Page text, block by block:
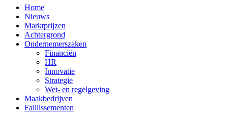
Home
Nieuws
Marktprijzen
Achtergrond
Ondernemerszaken
Financiën
HR
Innovatie
Strategie
Wet- en regelgeving
Maakbedrijven
Faillissementen